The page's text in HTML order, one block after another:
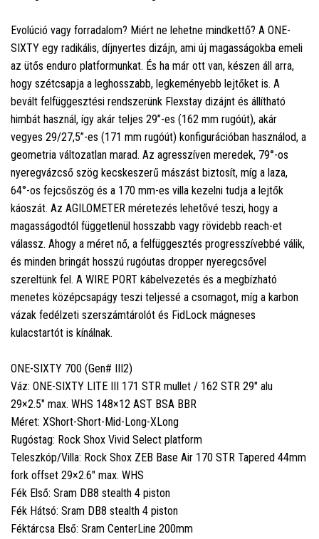
Evolúció vagy forradalom? Miért ne lehetne mindkettő? A ONE-
SIXTY egy radikális, díjnyertes dizájn, ami új magasságokba emeli
az ütős enduro platformunkat. És ha már ott van, készen áll arra,
hogy szétcsapja a leghosszabb, legkeményebb lejtőket is. A
bevált felfüggesztési rendszerünk Flexstay dizájnt és állítható
himbát használ, így akár teljes 29”-es (162 mm rugóút), akár
vegyes 29/27,5”-es (171 mm rugóút) konfigurációban használod, a
geometria változatlan marad. Az agresszíven meredek, 79°-os
nyeregvázcső szög kecskeszerű mászást biztosít, míg a laza,
64°-os fejcsőszög és a 170 mm-es villa kezelni tudja a lejtők
káoszát. Az AGILOMETER méretezés lehetővé teszi, hogy a
magasságodtól függetlenül hosszabb vagy rövidebb reach-et
válassz. Ahogy a méret nő, a felfüggesztés progresszívebbé válik,
és minden bringát hosszú rugóutas dropper nyeregcsővel
szereltünk fel. A WIRE PORT kábelvezetés és a megbízható
menetes középcsapágy teszi teljessé a csomagot, míg a karbon
vázak fedélzeti szerszámtárolót és FidLock mágneses
kulacstartót is kínálnak.
ONE-SIXTY 700 (Gen# III2)
Váz: ONE-SIXTY LITE III 171 STR mullet / 162 STR 29" alu
29×2.5" max. WHS 148×12 AST BSA BBR
Méret: XShort-Short-Mid-Long-XLong
Rugóstag: Rock Shox Vivid Select platform
Teleszkóp/Villa: Rock Shox ZEB Base Air 170 STR Tapered 44mm
fork offset 29×2.6" max. WHS
Fék Első: Sram DB8 stealth 4 piston
Fék Hátsó: Sram DB8 stealth 4 piston
Féktárcsa Első: Sram CenterLine 200mm